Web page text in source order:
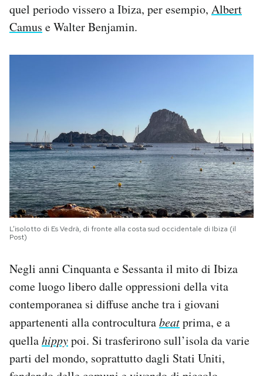
quel periodo vissero a Ibiza, per esempio, Albert
Camus e Walter Benjamin.
L’isolotto di Es Vedrà, di fronte alla costa sud occidentale di Ibiza (il
Post)
Negli anni Cinquanta e Sessanta il mito di Ibiza
come luogo libero dalle oppressioni della vita
contemporanea si diffuse anche tra i giovani
appartenenti alla controculturabeatprima, e a
quellahippypoi. Si trasferirono sull’isola da varie
parti del mondo, soprattutto dagli Stati Uniti,